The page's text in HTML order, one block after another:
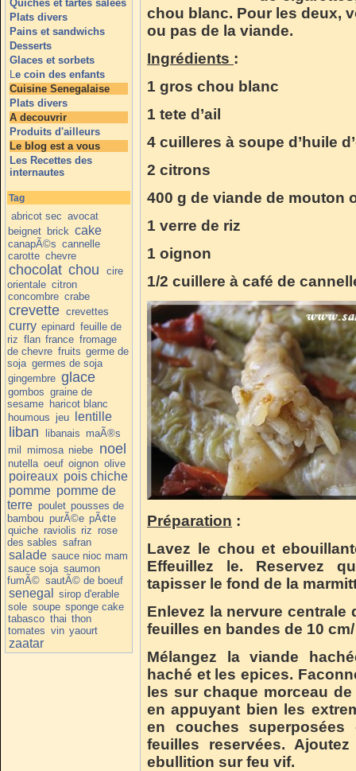
Quiches et tartes salées
Plats divers
Pains et sandwichs
Desserts
Glaces et sorbets
Le coin des enfants
Cuisine Senegalaise
Plats divers
A decouvrir
Produits d'ailleurs
Le blog est a vous
Les Recettes des
internautes
Tag
abricot sec avocat
beignet brick cake
canapÃ©s cannelle
carotte chevre
chocolat chou
cire
orientale citron
concombre crabe
crevette crevettes
curry epinard feuille de
riz flan france fromage
de chevre fruits germe de
soja germes de soja
gingembre glace
gombos graine de
sesame haricot blanc
houmous jeu lentille
liban libanais maÃ®s
mil mimosa niebe noel
nutella oeuf oignon olive
poireaux pois chiche
pomme pomme de
terre poulet pousses de
bambou purÃ©e pÃ¢te
quiche raviolis riz rose
des sables safran
salade sauce nioc mam
sauce soja saumon
fumÃ© sautÃ© de boeuf
senegal
sirop d'erable
sole soupe sponge cake
tabasco thai thon
tomates vin yaourt
zaatar
chou blanc. Pour les deux,
ou pas de la viande.
Ingrédients :
1 gros chou blanc
1 tete d’ail
4 cuilleres à soupe d’huile
2 citrons
400 g de viande de mouton
1 verre de riz
1 oignon
1/2 cuillere à café de
Préparation :
Lavez le chou et
Effeuillez le. Reservez
tapisser le fond de la
Enlevez la nervure centrale
feuilles en bandes de 10
Mélangez la viande
haché et les epices.
les sur chaque morceau
en appuyant bien les
en couches
feuilles reservées.
ebullition sur feu vif.